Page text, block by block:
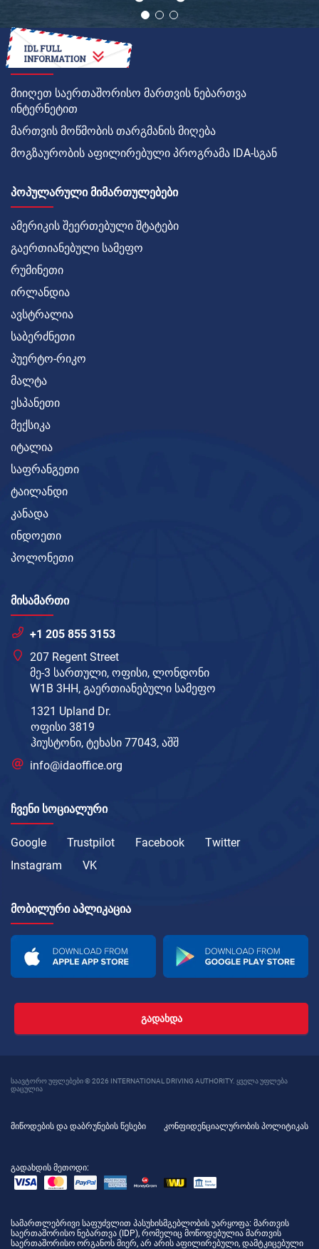
ᲠᲝᲒᲝᲠ
მიიღეთ საერთაშორისო მართვის ნებართვა
ინტერნეტით
მართვის მოწმობის თარგმანის მიღება
მოგზაურობის აფილირებული პროგრამა IDA-სგან
ᲞᲝᲞᲣᲚᲐᲠᲣᲚᲘ ᲛᲘᲛᲐᲠᲗᲣᲚᲔᲑᲔᲑᲘ
ამერიკის შეერთებული შტატები
გაერთიანებული სამეფო
რუმინეთი
ირლანდია
ავსტრალია
საბერძნეთი
პუერტო-რიკო
მალტა
ესპანეთი
მექსიკა
იტალია
საფრანგეთი
ტაილანდი
კანადა
ინდოეთი
პოლონეთი
ᲛᲘᲡᲐᲛᲐᲠᲗᲘ
+1 205 855 3153
207 Regent Street
მე-3 სართული, ოფისი, ლონდონი
W1B 3HH, გაერთიანებული სამეფო
1321 Upland Dr.
ოფისი 3819
ჰიუსტონი, ტეხასი 77043, აშშ
info@idaoffice.org
ᲩᲕᲔᲜᲘ ᲡᲝᲪᲘᲐᲚᲣᲠᲘ
Google Trustpilot Facebook
Twitter
Instagram
VK
ᲛᲝᲑᲘᲚᲣᲠᲘ ᲐᲞᲚᲘᲙᲐᲪᲘᲐ
ᲒᲐᲓᲐᲮᲓᲐ
საავტორო უფლებები © 2026 INTERNATIONAL DRIVING AUTHORITY. ყველა უფლება
დაცულია
მიწოდების და დაბრუნების წესები კონფიდენციალურობის პოლიტიკას
გადახდის მეთოდი:
სამართლებრივი საფუძვლით პასუხისმგებლობის უარყოფა: მართვის
საერთაშორისო ნებართვა (IDP), რომელიც მოწოდებულია მართვის
საერთაშორისო ორგანოს მიერ, არ არის აფილირებული, დამტკიცებული